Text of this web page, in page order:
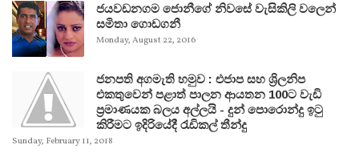
ජයවඩනගම ජොනීගේ නිවසේ වැසිකිලි වලෙන්
සමිතා ගොඩගනී
Monday, August 22, 2016
ජනපති අගමැති හමුව : එජාප සහ ශ්‍රිලනිප
එකතුවෙන් පළාත් පාලන ආයතන 100ට වැඩි
ප්‍රමාණයක බලය අල්ලයි - දුන් පොරොන්දු ඉටු
කිරීමට ඉදිරියේදී රැඩිකල් තීන්දු
Sunday, February 11, 2018